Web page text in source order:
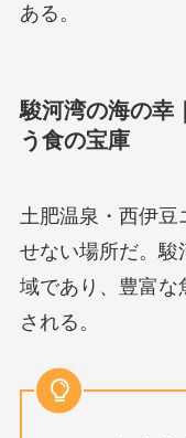
ある。
駿河湾の海の幸
う食の宝庫
土肥温泉・西伊豆
せない場所だ。駿
域であり、豊富な
される。